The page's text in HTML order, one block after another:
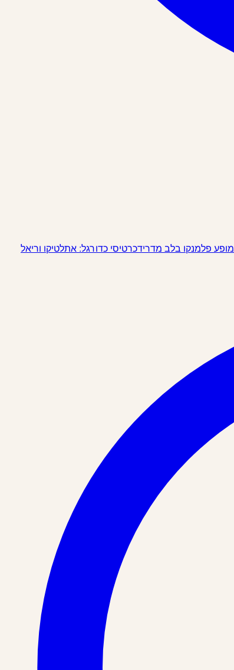
מופע פלמנקו בלב מדרידכרטיסי כדורגל: אתלטיקו וריאל